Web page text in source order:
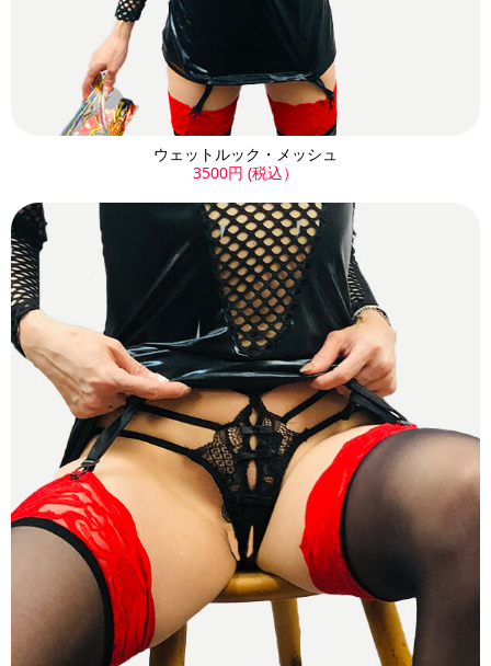
ウェットルック・メッシュ
3500円 (税込）